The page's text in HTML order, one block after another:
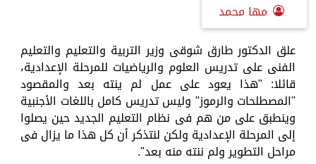
مها محمد
علق الدكتور طارق شوقى وزير التربية والتعليم والتعليم
الفنى على تدريس العلوم والرياضيات للمرحلة الإعدادية،
قائلا: "هذا يعود على عمل لم ينته بعد والمقصود
"المصطلحات والرموز" وليس تدريس كامل باللغات الأجنبية
وينطبق على من هم فى نظام التعليم الجديد حين يصلوا
إلى المرحلة الإعدادية ولكن لنتذكر أن كل هذا ما يزال فى
مراحل التطوير ولم ننته منه بعد".